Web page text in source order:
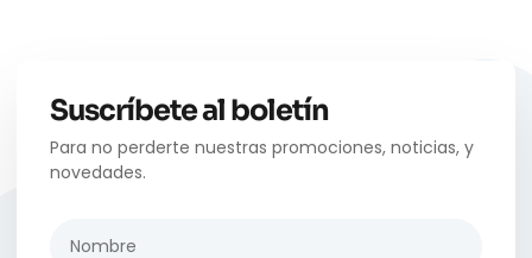
Suscríbete al boletín
Para no perderte nuestras promociones, noticias, y
novedades.